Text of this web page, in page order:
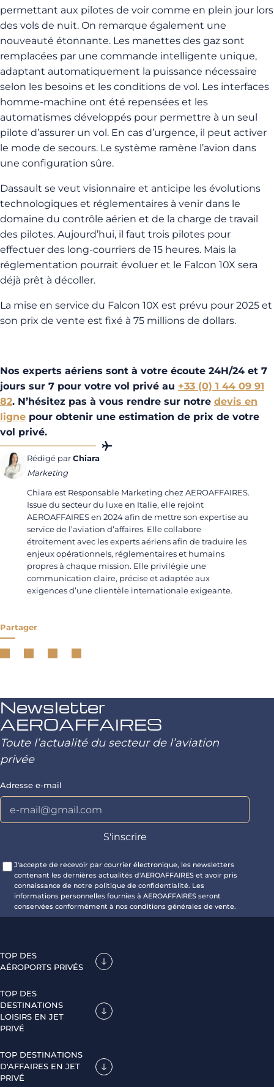
permettant aux pilotes de voir comme en plein jour lors
des vols de nuit. On remarque également une
nouveauté étonnante. Les manettes des gaz sont
remplacées par une commande intelligente unique,
adaptant automatiquement la puissance nécessaire
selon les besoins et les conditions de vol. Les interfaces
homme-machine ont été repensées et les
automatismes développés pour permettre à un seul
pilote d’assurer un vol. En cas d’urgence, il peut activer
le mode de secours. Le système ramène l’avion dans
une configuration sûre.
Dassault se veut visionnaire et anticipe les évolutions
technologiques et réglementaires à venir dans le
domaine du contrôle aérien et de la charge de travail
des pilotes. Aujourd’hui, il faut trois pilotes pour
effectuer des long-courriers de 15 heures. Mais la
réglementation pourrait évoluer et le Falcon 10X sera
déjà prêt à décoller.
La mise en service du Falcon 10X est prévu pour 2025 et
son prix de vente est fixé à 75 millions de dollars.
Nos experts aériens sont à votre écoute 24H/24 et 7
jours sur 7 pour votre vol privé au +33 (0) 1 44 09 91
82. N’hésitez pas à vous rendre sur notre devis en
ligne pour obtenir une estimation de prix de votre
vol privé.
Rédigé parChiara
Marketing
Chiara est Responsable Marketing chez AEROAFFAIRES.
Issue du secteur du luxe en Italie, elle rejoint
AEROAFFAIRES en 2024 afin de mettre son expertise au
service de l’aviation d’affaires. Elle collabore
étroitement avec les experts aériens afin de traduire les
enjeux opérationnels, réglementaires et humains
propres à chaque mission. Elle privilégie une
communication claire, précise et adaptée aux
exigences d’une clientèle internationale exigeante.
Partager
Newsletter
AEROAFFAIRES
Toute l’actualité du secteur de l’aviation
privée
Adresse e-mail
J'accepte de recevoir par courrier électronique, les newsletters
contenant les dernières actualités d'AEROAFFAIRES et avoir pris
connaissance de notre politique de confidentialité. Les
informations personnelles fournies à AEROAFFAIRES seront
conservées conformément à nos conditions générales de vente.
TOP DES
AÉROPORTS PRIVÉS
TOP DES
DESTINATIONS
LOISIRS EN JET
PRIVÉ
TOP DESTINATIONS
D'AFFAIRES EN JET
PRIVÉ